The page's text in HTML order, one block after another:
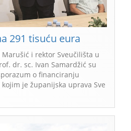
291 tisuću eura
i rektor Sveučilišta u
dr. sc. Ivan Samardžić su
o financiranju
je županijska uprava Sve